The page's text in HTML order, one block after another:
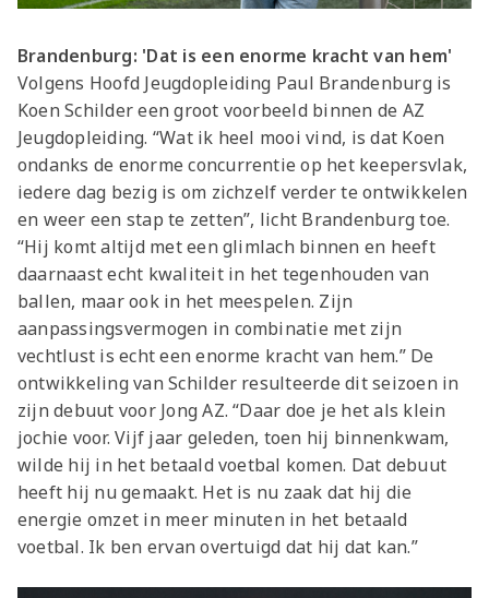
Brandenburg: 'Dat is een enorme kracht van hem'
Volgens Hoofd Jeugdopleiding Paul Brandenburg is
Koen Schildereen groot voorbeeld binnen de AZ
Jeugdopleiding. “Wat ik heel mooi vind, is dat Koen
ondanks de enorme concurrentie op het keepersvlak,
iedere dag bezig is om zichzelf verder te ontwikkelen
en weer een stap te zetten”, licht Brandenburg toe.
“Hij komt altijd met een glimlach binnen en heeft
daarnaast echt kwaliteit in het tegenhouden van
ballen, maar ook in het meespelen. Zijn
aanpassingsvermogen in combinatie met zijn
vechtlust is echt een enorme kracht van hem.” De
ontwikkeling van Schilder resulteerde dit seizoen in
zijn debuut voor Jong AZ. “Daar doe je het als klein
jochie voor. Vijf jaar geleden, toen hij binnenkwam,
wilde hij in het betaald voetbal komen. Dat debuut
heeft hij nu gemaakt. Het is nu zaak dat hij die
energie omzet in meer minuten in het betaald
voetbal. Ik ben ervan overtuigd dat hij dat kan.”